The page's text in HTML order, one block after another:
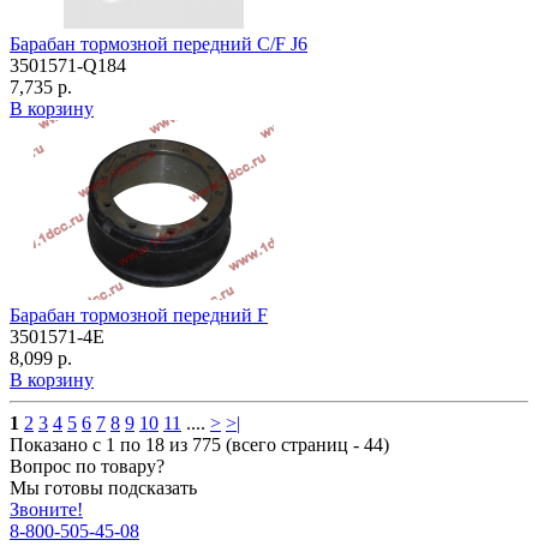
Барабан тормозной передний C/F J6
3501571-Q184
7,735 р.
В корзину
Барабан тормозной передний F
3501571-4E
8,099 р.
В корзину
1 2 3 4 5 6 7 8 9 10 11 .... > >|
Показано с 1 по 18 из 775 (всего страниц - 44)
Вопрос по товару?
Мы готовы подсказать
Звоните!
8-800-505-45-08